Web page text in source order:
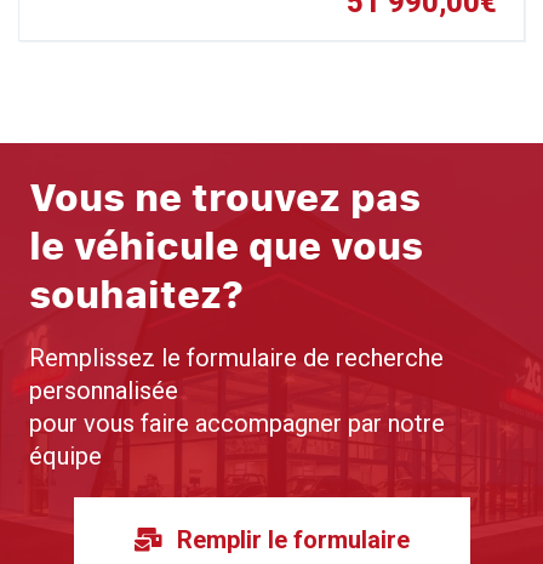
Vous ne trouvez pas
le véhicule que vous
souhaitez?
Remplissez le formulaire de recherche
personnalisée
pour vous faire accompagner par notre
équipe
Remplir le formulaire